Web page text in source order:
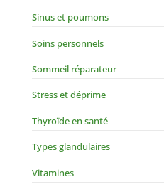
Sinus et poumons
Soins personnels
Sommeil réparateur
Stress et déprime
Thyroïde en santé
Types glandulaires
Vitamines